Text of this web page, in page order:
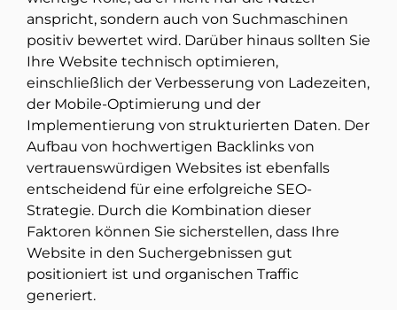
anspricht, sondern auch von Suchmaschinen
positiv bewertet wird. Darüber hinaus sollten Sie
Ihre Website technisch optimieren,
einschließlich der Verbesserung von Ladezeiten,
der Mobile-Optimierung und der
Implementierung von strukturierten Daten. Der
Aufbau von hochwertigen Backlinks von
vertrauenswürdigen Websites ist ebenfalls
entscheidend für eine erfolgreiche SEO-
Strategie. Durch die Kombination dieser
Faktoren können Sie sicherstellen, dass Ihre
Website in den Suchergebnissen gut
positioniert ist und organischen Traffic
generiert.